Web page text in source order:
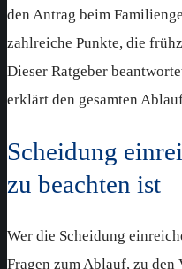
den Antrag beim
zahlreiche Punkte, die
Dieser Ratgeber
erklärt den gesamten
Scheidung
zu beachten ist
Wer die Scheidung
Fragen zum Ablauf, zu den